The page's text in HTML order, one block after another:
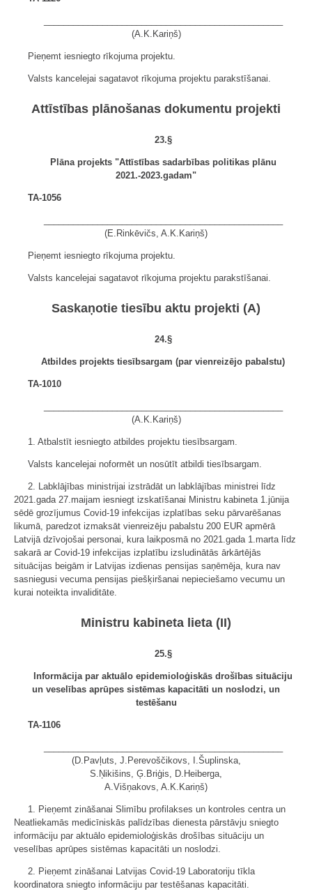
(A.K.Kariņš)
Pieņemt iesniegto rīkojuma projektu.
Valsts kancelejai sagatavot rīkojuma projektu parakstīšanai.
Attīstības plānošanas dokumentu projekti
23.§
Plāna projekts "Attīstības sadarbības politikas plānu
2021.-2023.gadam"
TA-1056
(E.Rinkēvičs, A.K.Kariņš)
Pieņemt iesniegto rīkojuma projektu.
Valsts kancelejai sagatavot rīkojuma projektu parakstīšanai.
Saskaņotie tiesību aktu projekti (A)
24.§
Atbildes projekts tiesībsargam (par vienreizējo pabalstu)
TA-1010
(A.K.Kariņš)
1. Atbalstīt iesniegto atbildes projektu tiesībsargam.
Valsts kancelejai noformēt un nosūtīt atbildi tiesībsargam.
2. Labklājības ministrijai izstrādāt un labklājības ministrei līdz
2021.gada 27.maijam iesniegt izskatīšanai Ministru kabineta 1.jūnija
sēdē grozījumus Covid-19 infekcijas izplatības seku pārvarēšanas
likumā, paredzot izmaksāt vienreizēju pabalstu 200 EUR apmērā
Latvijā dzīvojošai personai, kura laikposmā no 2021.gada 1.marta līdz
sakarā ar Covid-19 infekcijas izplatību izsludinātās ārkārtējās
situācijas beigām ir Latvijas izdienas pensijas saņēmēja, kura nav
sasniegusi vecuma pensijas piešķiršanai nepieciešamo vecumu un
kurai noteikta invaliditāte.
Ministru kabineta lieta (II)
25.§
Informācija par aktuālo epidemioloģiskās drošības situāciju
un veselības aprūpes sistēmas kapacitāti un noslodzi, un
testēšanu
TA-1106
(D.Pavļuts, J.Perevoščikovs, I.Šuplinska,
S.Ņikišins, Ģ.Briģis, D.Heiberga,
A.Višņakovs, A.K.Kariņš)
1. Pieņemt zināšanai Slimību profilakses un kontroles centra un
Neatliekamās medicīniskās palīdzības dienesta pārstāvju sniegto
informāciju par aktuālo epidemioloģiskās drošības situāciju un
veselības aprūpes sistēmas kapacitāti un noslodzi.
2. Pieņemt zināšanai Latvijas Covid-19 Laboratoriju tīkla
koordinatora sniegto informāciju par testēšanas kapacitāti.